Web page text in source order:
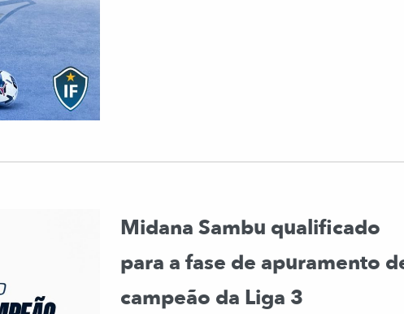
Midana Sambu qualificado
para a fase de apuramento
campeão da Liga 3